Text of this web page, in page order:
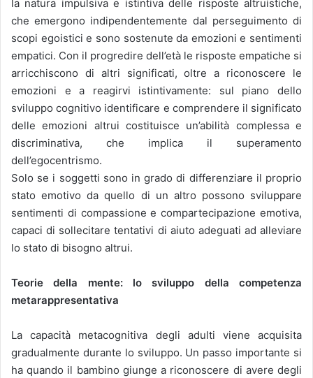
la natura impulsiva e istintiva delle risposte altruistiche,
che emergono indipendentemente dal perseguimento di
scopi egoistici e sono sostenute da emozioni e sentimenti
empatici. Con il progredire dell’età le risposte empatiche si
arricchiscono di altri significati, oltre a riconoscere le
emozioni e a reagirvi istintivamente: sul piano dello
sviluppo cognitivo identificare e comprendere il significato
delle emozioni altrui costituisce un’abilità complessa e
discriminativa, che implica il superamento
dell’egocentrismo.
Solo se i soggetti sono in grado di differenziare il proprio
stato emotivo da quello di un altro possono sviluppare
sentimenti di compassione e compartecipazione emotiva,
capaci di sollecitare tentativi di aiuto adeguati ad alleviare
lo stato di bisogno altrui.
Teorie della mente: lo sviluppo della competenza
metarappresentativa
La capacità metacognitiva degli adulti viene acquisita
gradualmente durante lo sviluppo. Un passo importante si
ha quando il bambino giunge a riconoscere di avere degli